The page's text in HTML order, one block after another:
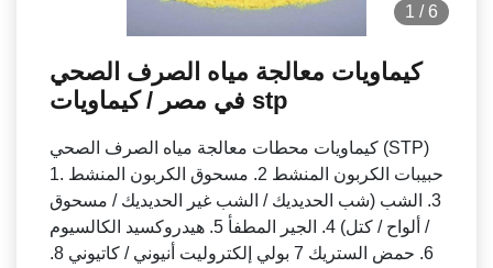
1 / 6
كيماويات معالجة مياه الصرف الصحي
في مصر / كيماويات stp
كيماويات محطات معالجة مياه الصرف الصحي (STP)
1. حبيبات الكربون المنشط 2. مسحوق الكربون المنشط
3. الشب (شب الحديديك / الشب غير الحديديك / مسحوق
/ ألواح / كتل) 4. الجير المطفأ 5. هيدروكسيد الكالسيوم
6. حمض الستريك 7 بولي إلكتروليت أنيوني / كاتيوني 8.